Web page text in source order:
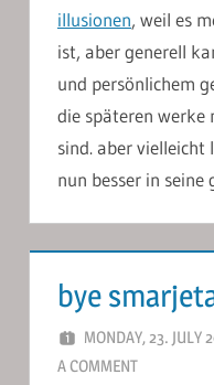
illusionen, weil es
ist, aber generell
und persönlichem
die späteren werke
sind. aber vielleicht
nun besser in seine
bye
MONDAY, 23. JULY
A COMMENT